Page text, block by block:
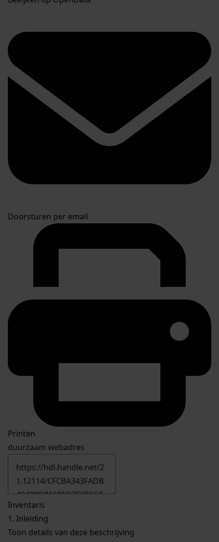
Doorsturen per email
Printen
duurzaam webadres
Inventaris
1. Inleiding
Toon details van deze beschrijving